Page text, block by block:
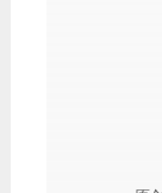
//9.插
int
//10.
if (c >
//11.如果